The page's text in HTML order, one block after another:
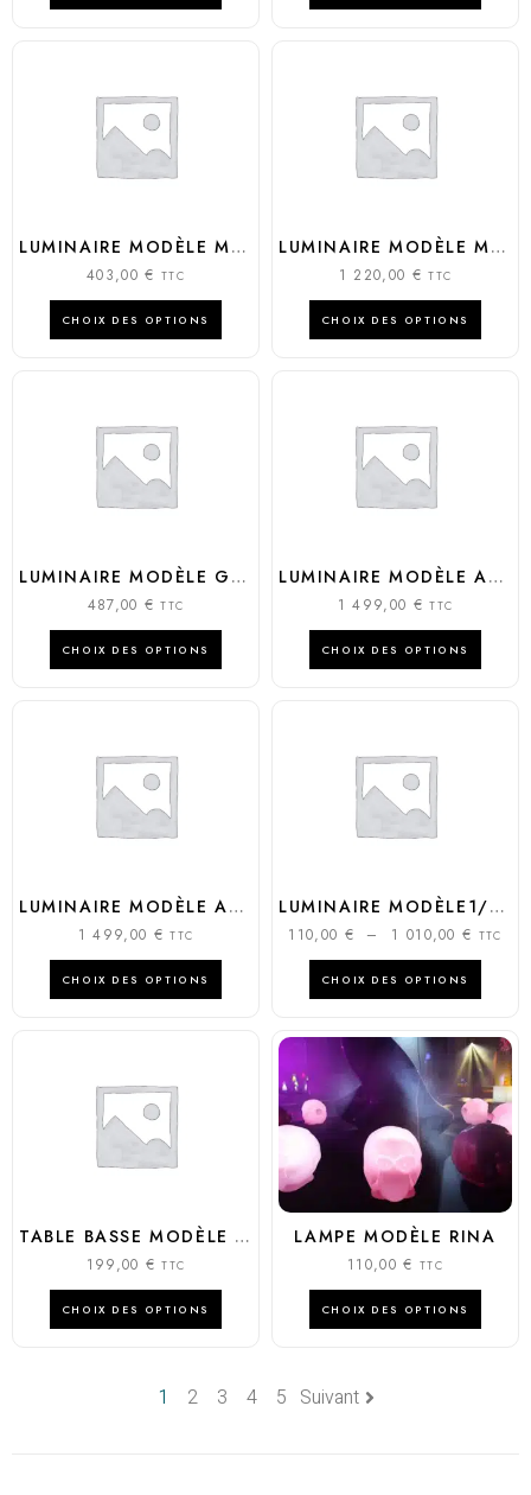
LUMINAIRE MODÈLE MANHATTAN
403,00€ TTC
CHOIX DES OPTIONS
LUMINAIRE MODÈLE MADAME OF LOVE
1 220,00 € TTC
CHOIX DES OPTIONS
LUMINAIRE MODÈLE GLOBO WOOD
487,00 € TTC
CHOIX DES OPTIONS
LUMINAIRE MODÈLE AURA
1 499,00 € TTC
CHOIX DES OPTIONS
LUMINAIRE MODÈLE ALLURE
1 499,00 € TTC
CHOIX DES OPTIONS
LUMINAIRE MODÈLE1/2 GLOBO INT/EXT
110,00 € – 1 010,00€ TTC
CHOIX DES OPTIONS
TABLE BASSE MODÈLE AMANDA
199,00 € TTC
CHOIX DES OPTIONS
LAMPE MODÈLE RINA
110,00€ TTC
CHOIX DES OPTIONS
1 2 3 4 5 Suivant